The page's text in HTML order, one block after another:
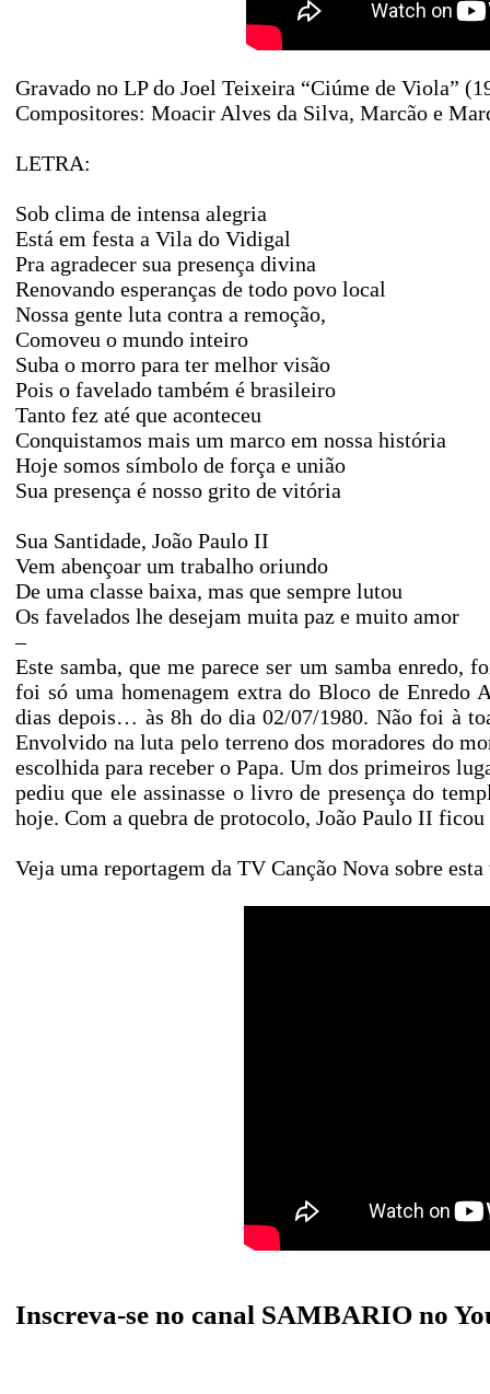
Gravado no LP do Joel Teixeira “Ciúme de Viola”
Compositores: Moacir Alves da Silva, Marcão e
LETRA:
Sob clima de intensa alegria
Está em festa a Vila do Vidigal
Pra agradecer sua presença divina
Renovando esperanças de todo povo local
Nossa gente luta contra a remoção,
Comoveu o mundo inteiro
Suba o morro para ter melhor visão
Pois o favelado também é brasileiro
Tanto fez até que aconteceu
Conquistamos mais um marco em nossa história
Hoje somos símbolo de força e união
Sua presença é nosso grito de vitória
Sua Santidade, João Paulo II
Vem abençoar um trabalho oriundo
De uma classe baixa, mas que sempre lutou
Os favelados lhe desejam muita paz e muito amor
–
Este samba, que me parece ser um samba
foi só uma homenagem extra do Bloco de Enredo
dias depois… às 8h do dia 02/07/1980. Não foi à
Envolvido na luta pelo terreno dos moradores do
escolhida para receber o Papa. Um dos primeiros
pediu que ele assinasse o livro de presença do
hoje. Com a quebra de protocolo, João Paulo II
Veja uma reportagem da TV Canção Nova sobre
Inscreva-se no canal SAMBARIO no